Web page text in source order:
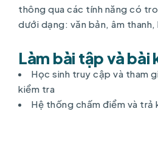
thông qua các tính năng có
dưới dạng: văn bản, âm thanh,
Làm bài tập và bài
Học sinh truy cập và tham
kiểm tra
Hệ thống chấm điểm và trả